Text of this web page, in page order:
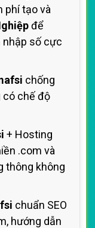
phí tạo và
để
nhập số cực
chống
có chế độ
+ Hosting
.com và
thông không
chuẩn SEO
hướng dẫn